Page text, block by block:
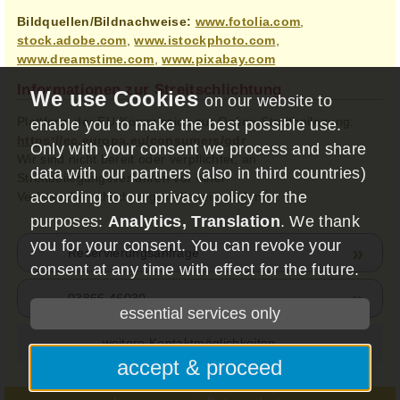
Bildquellen/Bildnachweise: www.fotolia.com
stock.adobe.com ,www.istockphoto.com
www.dreamstime.com ,www.pixabay.com
Informationen zur Streitschlichtung
Plattform der EU-Kommission zur Online-Streitbeilegung:
https://ec.europa.eu/consumers/odr
Wir sind nicht bereit oder verpflichtet, an
Streitbeilegungsverfahren vor einer
Verbraucherschlichtungsstelle teilzunehmen.
Reservierungsanfrage
03866 46030 »
weitere Kontaktmöglichkeiten
on our website to
enable you to make the best possible use.
Only with your consent we process and share
data with our partners (also in third countries)
according to our privacy policy for the
purposes: Analytics, Translation. We thank
you for your consent. You can revoke your
consent at any time with effect for the future.
essential services only
accept & proceed